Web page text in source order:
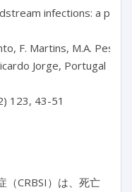
infections: a
F. Martins, M.A.
Jorge, Portugal
123, 43-51
（CRBSI）は、死亡